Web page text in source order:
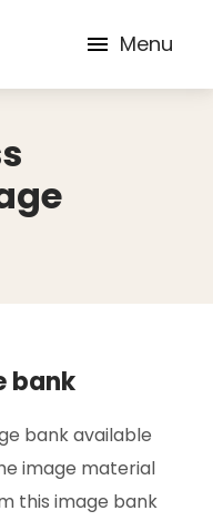
Menu
bank
bank available
image material
this image bank